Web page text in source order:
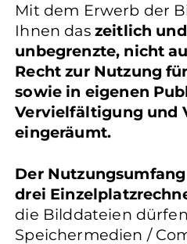
Mit dem Erwerb der
Ihnen das zeitlich
unbegrenzte, nicht
Recht zur Nutzung
sowie in eigenen
Vervielfältigung und
eingeräumt.
Der
drei
die Bilddateien
Speichermedien /